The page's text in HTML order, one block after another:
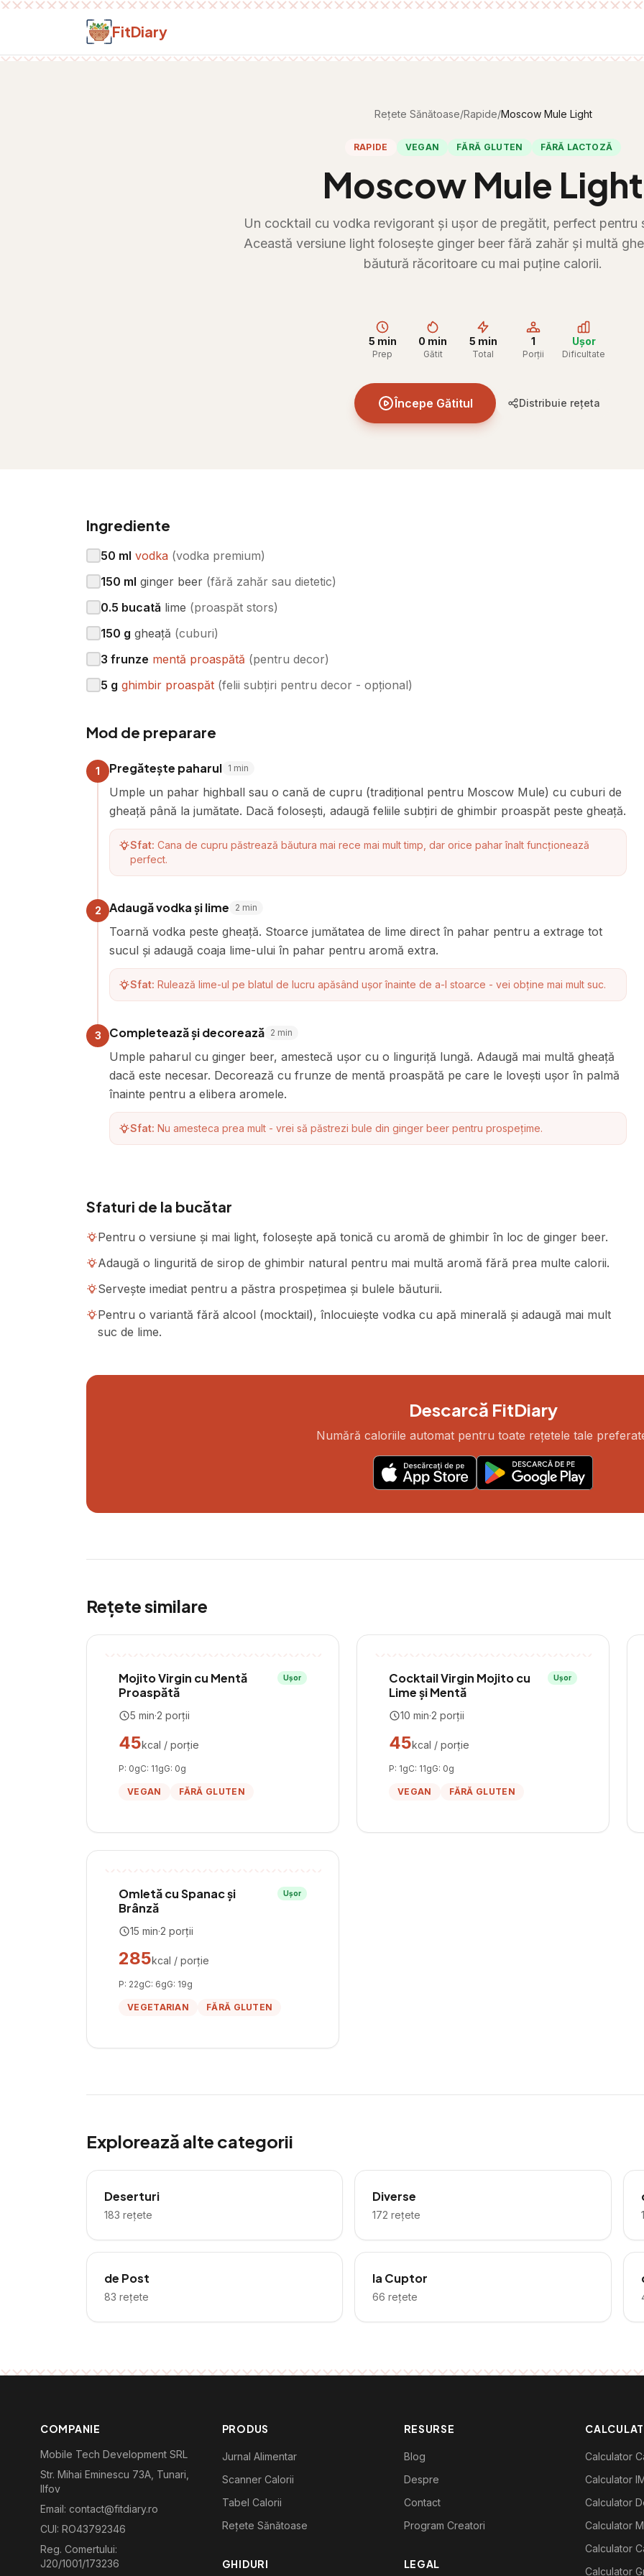
Salt la conținut
FitDiary
Rețete Sănătoase/Rapide/Moscow Mule Light
RAPIDE VEGAN FĂRĂ GLUTEN FĂRĂ LACTOZĂ
Moscow Mule Light
Un cocktail cu vodka revigorant și ușor de pregătit, perfect pentru
Această versiune light folosește ginger beer fără zahăr și multă
băutură răcoritoare cu mai puține calorii.
5 min
Prep
0 min
Gătit
5 min
Total
1
Porții
Ușor
Dificultate
Începe Gătitul Distribuie rețeta
Ingrediente
50 ml vodka (vodka premium)
150 ml ginger beer (fără zahăr sau dietetic)
0.5 bucată lime (proaspăt stors)
150 g gheață (cuburi)
3 frunze mentă proaspătă (pentru decor)
5 g ghimbir proaspăt (felii subțiri pentru decor - opțional)
Mod de preparare
1 Pregătește paharul 1 min
Umple un pahar highball sau o cană de cupru (tradițional pentru Moscow Mule) cu cuburi de
gheață până la jumătate. Dacă folosești, adaugă feliile subțiri de ghimbir proaspăt peste gheață.
Sfat: Cana de cupru păstrează băutura mai rece mai mult timp, dar orice pahar înalt funcționează
perfect.
2 Adaugă vodka și lime 2 min
Toarnă vodka peste gheață. Stoarce jumătatea de lime direct în pahar pentru a extrage tot
sucul și adaugă coaja lime-ului în pahar pentru aromă extra.
Sfat: Rulează lime-ul pe blatul de lucru apăsând ușor înainte de a-l stoarce - vei obține mai mult suc.
3 Completează și decorează 2 min
Umple paharul cu ginger beer, amestecă ușor cu o linguriță lungă. Adaugă mai multă gheață
dacă este necesar. Decorează cu frunze de mentă proaspătă pe care le lovești ușor în palmă
înainte pentru a elibera aromele.
Sfat: Nu amesteca prea mult - vrei să păstrezi bule din ginger beer pentru prospețime.
Sfaturi de la bucătar
Pentru o versiune și mai light, folosește apă tonică cu aromă de ghimbir în loc de ginger beer.
Adaugă o lingurită de sirop de ghimbir natural pentru mai multă aromă fără prea multe calorii.
Servește imediat pentru a păstra prospețimea și bulele băuturii.
Pentru o variantă fără alcool (mocktail), înlocuiește vodka cu apă minerală și adaugă mai mult
suc de lime.
Descarcă FitDiary
Numără caloriile automat pentru toate rețetele tale
Rețete similare
Mojito Virgin cu Mentă
Proaspătă
Ușor
5 min·2 porții
45kcal / porție
P: 0gC: 11gG: 0g
VEGAN FĂRĂ GLUTEN
Cocktail Virgin Mojito cu
Lime și Mentă
Ușor
10 min·2 porții
45kcal / porție
P: 1gC: 11gG: 0g
VEGAN FĂRĂ GLUTEN
Omletă cu Spanac și
Brânză
Ușor
15 min·2 porții
285kcal / porție
P: 22gC: 6gG: 19g
VEGETARIAN FĂRĂ GLUTEN
Explorează alte categorii
Deserturi
183 rețete
Diverse
172 rețete
de Post
83 rețete
la Cuptor
66 rețete
COMPANIE
Mobile Tech Development SRL
Str. Mihai Eminescu 73A, Tunari,
Ilfov
Email: contact@fitdiary.ro
CUI: RO43792346
Reg. Comertului:
J20/1001/173236
PRODUS
Jurnal Alimentar
Scanner Calorii
Tabel Calorii
Rețete Sănătoase
GHIDURI
RESURSE
Blog
Despre
Contact
Program Creatori
LEGAL
Calculator
Calculator
Calculator
Calculator
Calculator
Calculator